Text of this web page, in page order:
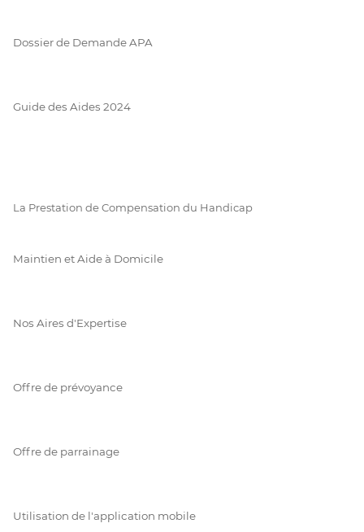
Dossier de Demande APA
Guide des Aides 2024
La Prestation de Compensation du Handicap
Maintien et Aide à Domicile
Nos Aires d'Expertise
Offre de prévoyance
Offre de parrainage
Utilisation de l'application mobile